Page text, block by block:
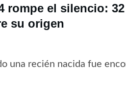
rompe el silencio:
su origen
una recién nacida fue